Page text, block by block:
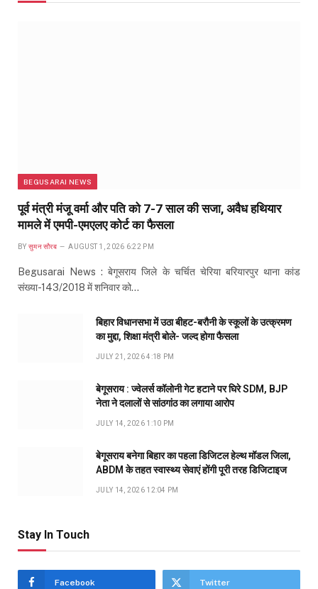
BEGUSARAI NEWS
पूर्व मंत्री मंजू वर्मा और पति को 7-7 साल की सजा, अवैध हथियार
मामले में एमपी-एमएलए कोर्ट का फैसला
BY सुमन सौरब AUGUST 1, 2026 6:22 PM
Begusarai News : बेगूसराय जिले के चर्चित चेरिया बरियारपुर थाना कांड
संख्या-143/2018 में शनिवार को…
बिहार विधानसभा में उठा बीहट-बरौनी के स्कूलों के उत्क्रमण
का मुद्दा, शिक्षा मंत्री बोले- जल्द होगा फैसला
JULY 21, 2026 4:18 PM
बेगूसराय : ज्वेलर्स कॉलोनी गेट हटाने पर घिरे SDM, BJP
नेता ने दलालों से सांठगांठ का लगाया आरोप
JULY 14, 2026 1:10 PM
बेगूसराय बनेगा बिहार का पहला डिजिटल हेल्थ मॉडल जिला,
ABDM के तहत स्वास्थ्य सेवाएं होंगी पूरी तरह डिजिटाइज
JULY 14, 2026 12:04 PM
Stay In Touch
Facebook Twitter